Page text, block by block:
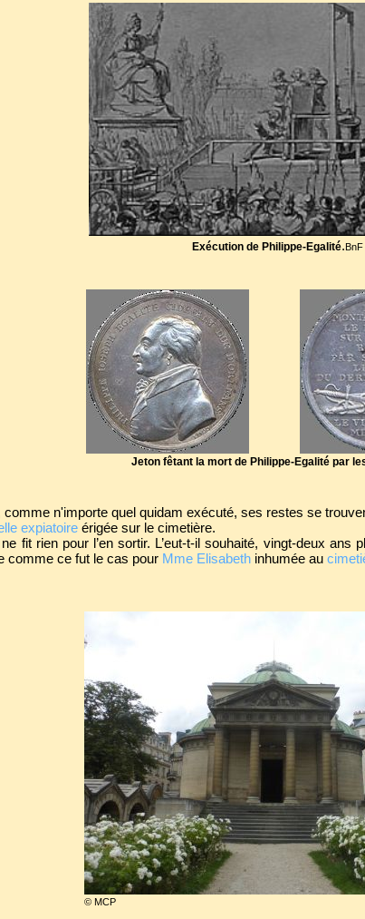
© MCP
Jeton fêtant la mort de Philippe-Egalité par
Exécution de Philippe-Egalité.BnF
n'importe quel quidam exécuté, ses restes se
expiatoireérigée sur le cimetière.
ne fit rien pour l’en sortir. L’eut-t-il souhaité, vingt-deux ans
comme ce fut le cas pour Mme Elisabeth inhumée au